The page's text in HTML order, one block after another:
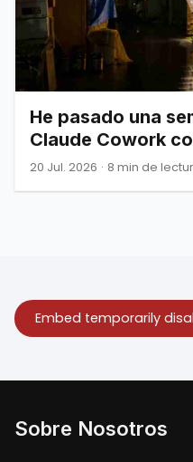
He pasado una
Claude Cowork
Esto es todo lo
20 Jul. 2026 · 8 min de
Sobre Nosotros